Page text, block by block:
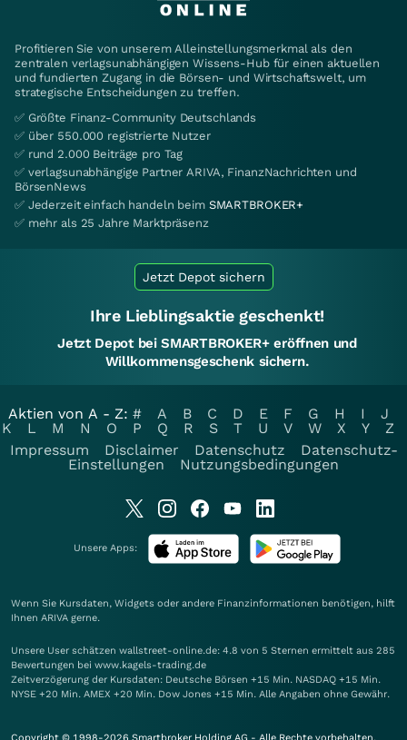
Profitieren Sie von unserem Alleinstellungsmerkmal als den
zentralen verlagsunabhängigen Wissens-Hub für einen aktuellen
und fundierten Zugang in die Börsen- und Wirtschaftswelt, um
strategische Entscheidungen zu treffen.
✅ Größte Finanz-Community Deutschlands
✅ über 550.000 registrierte Nutzer
✅ rund 2.000 Beiträge pro Tag
✅ verlagsunabhängige Partner ARIVA, FinanzNachrichten und
BörsenNews
✅ Jederzeit einfach handeln beim SMARTBROKER+
✅ mehr als 25 Jahre Marktpräsenz
Jetzt Depot sichern
Ihre Lieblingsaktie geschenkt!
Jetzt Depot bei SMARTBROKER+ eröffnen und
Willkommensgeschenk sichern.
Aktien von A - Z: # A B C D E F G H I
J
K
L M N O P Q R S T U V W X Y
Z
Impressum
Disclaimer Datenschutz
Datenschutz-
Einstellungen
Nutzungsbedingungen
Unsere Apps:
Wenn Sie Kursdaten, Widgets oder andere Finanzinformationen benötigen, hilft
Ihnen ARIVA gerne.
Unsere User schätzen wallstreet-online.de: 4.8 von 5 Sternen ermittelt aus 285
Bewertungen bei www.kagels-trading.de
Zeitverzögerung der Kursdaten: Deutsche Börsen +15 Min. NASDAQ +15 Min.
NYSE +20 Min. AMEX +20 Min. Dow Jones +15 Min. Alle Angaben ohne Gewähr.